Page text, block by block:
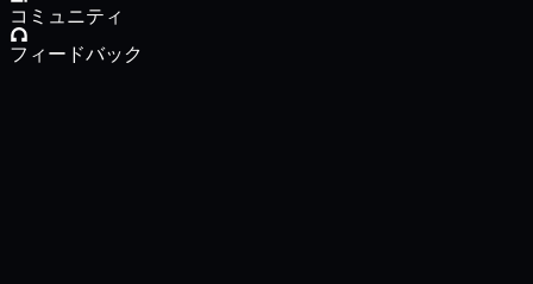
コミュニティ
フィードバック